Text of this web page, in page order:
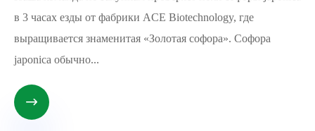
в 3 часах езды от фабрики ACE Biotechnology, где
выращивается знаменитая «Золотая софора». Софора
japonica обычно...
